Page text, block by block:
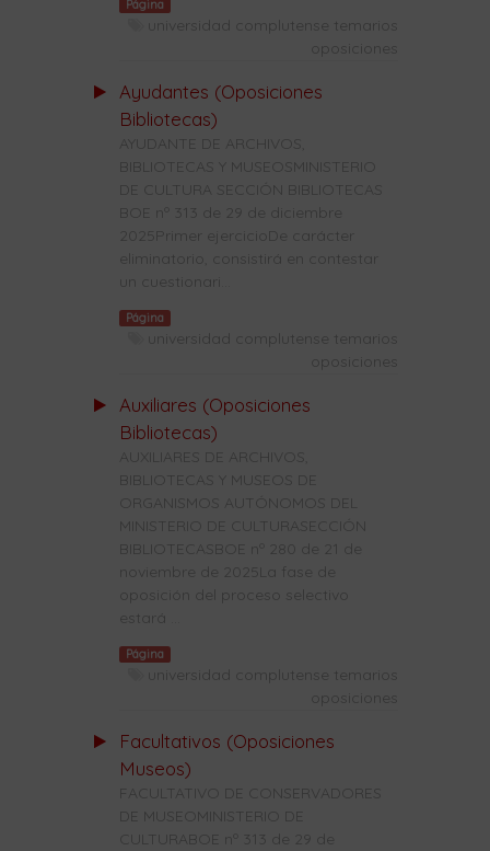
Página
universidad complutense temarios
oposiciones
Ayudantes (Oposiciones
Bibliotecas)
AYUDANTE DE ARCHIVOS,
BIBLIOTECAS Y MUSEOSMINISTERIO
DE CULTURA SECCIÓN BIBLIOTECAS
BOE nº 313 de 29 de diciembre
2025Primer ejercicioDe carácter
eliminatorio, consistirá en contestar
un cuestionari...
Página
universidad complutense temarios
oposiciones
Auxiliares (Oposiciones
Bibliotecas)
AUXILIARES DE ARCHIVOS,
BIBLIOTECAS Y MUSEOS DE
ORGANISMOS AUTÓNOMOS DEL
MINISTERIO DE CULTURASECCIÓN
BIBLIOTECASBOE nº 280 de 21 de
noviembre de 2025La fase de
oposición del proceso selectivo
estará ...
Página
universidad complutense temarios
oposiciones
Facultativos (Oposiciones
Museos)
FACULTATIVO DE CONSERVADORES
DE MUSEOMINISTERIO DE
CULTURABOE nº 313 de 29 de